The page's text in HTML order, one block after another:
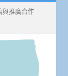
與推廣合作